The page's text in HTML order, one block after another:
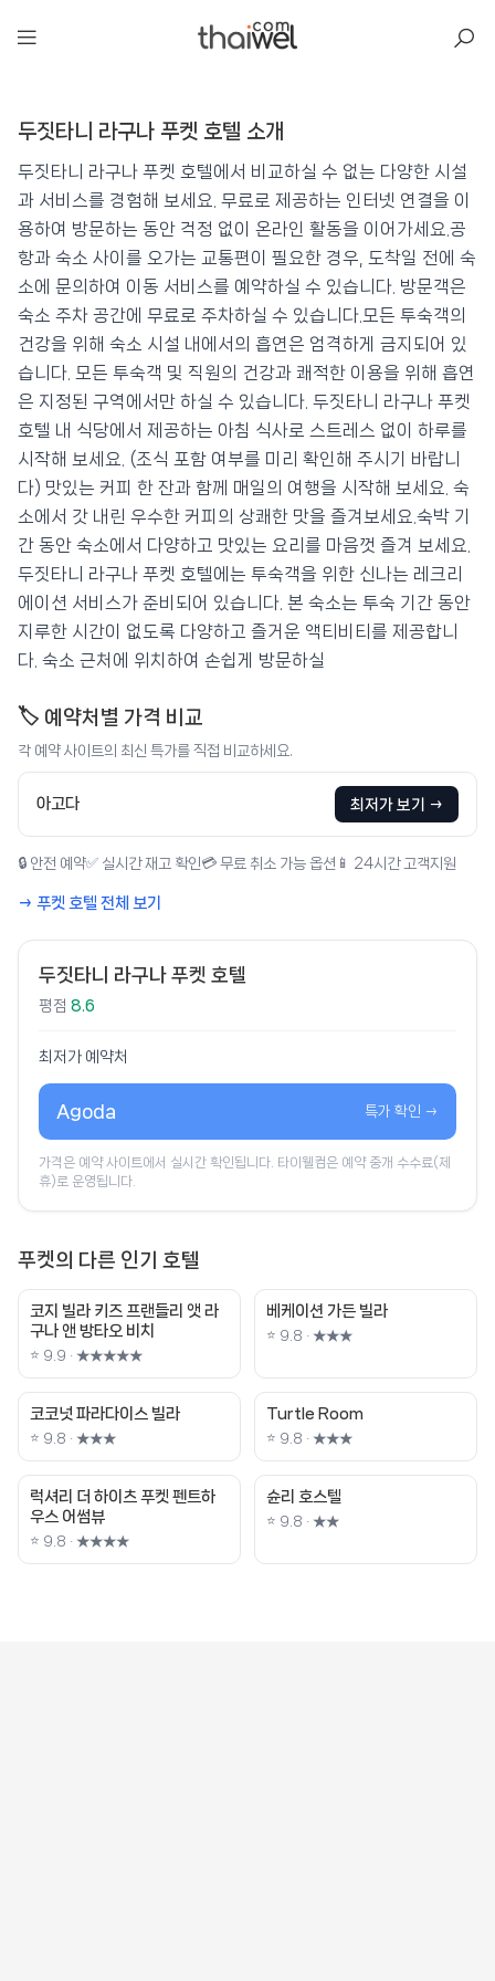
두짓타니 라구나 푸켓 호텔
📍 푸켓★★★★★ ⭐ 8.6
💰 최저가 확인 · 예약하기
두짓타니 라구나 푸켓 호텔 소개
두짓타니 라구나 푸켓 호텔에서 비교하실 수 없는 다양한 시설
과 서비스를 경험해 보세요. 무료로 제공하는 인터넷 연결을 이
용하여 방문하는 동안 걱정 없이 온라인 활동을 이어가세요.공
항과 숙소 사이를 오가는 교통편이 필요한 경우, 도착일 전에 숙
소에 문의하여 이동 서비스를 예약하실 수 있습니다. 방문객은
숙소 주차 공간에 무료로 주차하실 수 있습니다.모든 투숙객의
건강을 위해 숙소 시설 내에서의 흡연은 엄격하게 금지되어 있
습니다. 모든 투숙객 및 직원의 건강과 쾌적한 이용을 위해 흡연
은 지정된 구역에서만 하실 수 있습니다. 두짓타니 라구나 푸켓
호텔 내 식당에서 제공하는 아침 식사로 스트레스 없이 하루를
시작해 보세요. (조식 포함 여부를 미리 확인해 주시기 바랍니
다) 맛있는 커피 한 잔과 함께 매일의 여행을 시작해 보세요. 숙
소에서 갓 내린 우수한 커피의 상쾌한 맛을 즐겨보세요.숙박 기
간 동안 숙소에서 다양하고 맛있는 요리를 마음껏 즐겨 보세요.
두짓타니 라구나 푸켓 호텔에는 투숙객을 위한 신나는 레크리
에이션 서비스가 준비되어 있습니다. 본 숙소는 투숙 기간 동안
지루한 시간이 없도록 다양하고 즐거운 액티비티를 제공합니
다. 숙소 근처에 위치하여 손쉽게 방문하실
🏷️ 예약처별 가격 비교
각 예약 사이트의 최신 특가를 직접 비교하세요.
아고다 최저가 보기 →
🔒 안전 예약✅ 실시간 재고 확인 💳 무료 취소 가능 옵션 📱 24시간 고객지원
→ 푸켓 호텔 전체 보기
두짓타니 라구나 푸켓 호텔
평점 8.6
최저가 예약처
Agoda 특가 확인 →
가격은 예약 사이트에서 실시간 확인됩니다. 타이웰컴은 예약 중개 수수료(제
휴)로 운영됩니다.
푸켓의 다른 인기 호텔
코지 빌라 키즈 프랜들리 앳 라
구나 앤 방타오 비치
⭐ 9.9 · ★★★★★
베케이션 가든 빌라
⭐ 9.8 · ★★★
코코넛 파라다이스 빌라
⭐ 9.8 · ★★★
Turtle Room
⭐ 9.8 · ★★★
럭셔리 더 하이츠 푸켓 펜트하
우스 어썸뷰
⭐ 9.8 · ★★★★
슌리 호스텔
⭐ 9.8 · ★★